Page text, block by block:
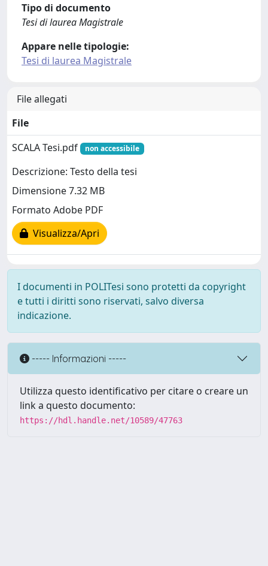
Tipo di documento
Tesi di laurea Magistrale
Appare nelle tipologie:
Tesi di laurea Magistrale
File allegati
File
SCALA Tesi.pdf
non accessibile
Descrizione: Testo della tesi
Dimensione 7.32 MB
Formato Adobe PDF
Visualizza/Apri
I documenti in POLITesi sono protetti da copyright
e tutti i diritti sono riservati, salvo diversa
indicazione.
----- Informazioni -----
Utilizza questo identificativo per citare o creare un
link a questo documento:
https://hdl.handle.net/10589/47763